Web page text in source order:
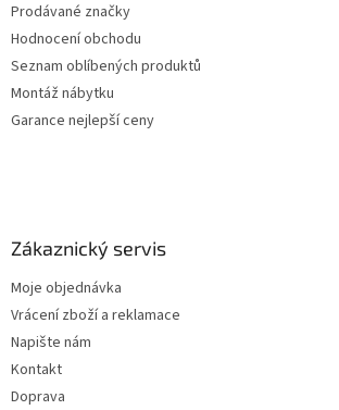
Prodávané značky
Hodnocení obchodu
Seznam oblíbených produktů
Montáž nábytku
Garance nejlepší ceny
Zákaznický servis
Moje objednávka
Vrácení zboží a reklamace
Napište nám
Kontakt
Doprava